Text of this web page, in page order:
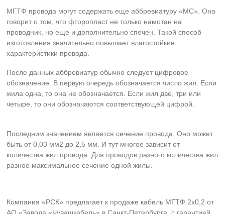
МГТФ провода могут содержать еще аббревиатуру «МС». Она
говорит о том, что фторопласт не только намотан на
проводник, но еще и дополнительно спечен. Такой способ
изготовления значительно повышает влагостойкие
характеристики провода.
После данных аббревиатур обычно следует цифровое
обозначение. В первую очередь обозначается число жил. Если
жила одна, то она не обозначается. Если жил две, три или
четыре, то они обозначаются соответствующей цифрой.
Последним значением является сечение провода. Оно может
быть от 0,03 мм2 до 2,5 мм. И тут многое зависит от
количества жил провода. Для проводов разного количества жил
разное максимальное сечение одной жилы.
Компания «РСК» предлагает к продаже кабель МГТФ 2х0,2 от